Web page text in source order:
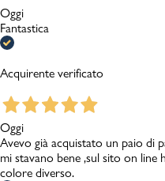
Oggi
Fantastica
Acquirente verificato
Oggi
Avevo già acquistato un paio di
mi stavano bene ,sul sito on
colore diverso.